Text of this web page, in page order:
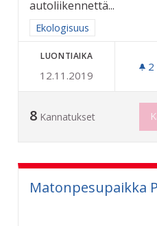
autoliikennettä...
Rajaa tulokset aihepiirin
Ekologisuus
LUONTIAIKA
12.11.2019
2
8 Kannatukset
Matonpesupaikka